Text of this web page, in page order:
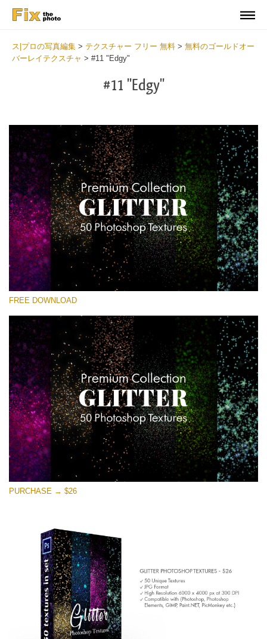
ス|プロの写真編集 > テクスチャー フリー 無料 > 無料のゴールドオー
バーレイテクスチャ > #11 "Edgy"
#11 "Edgy"
選んでください
Small 800*533px
Universe Stars Glitters
(50 Textures)
Large 6000*4000px
Entire Collection
(1783 Overlays)
Large 6000*4000px
無料ダウンロード
FREE DOWNLOAD
PURCHASE → $26